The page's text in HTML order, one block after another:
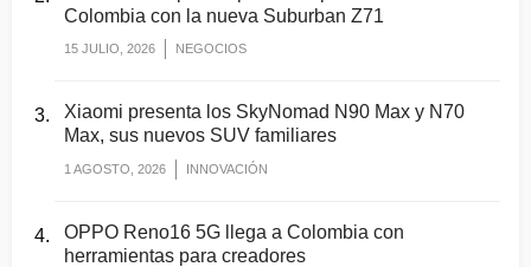
Colombia con la nueva Suburban Z71
15 JULIO, 2026 NEGOCIOS
Xiaomi presenta los SkyNomad N90 Max y N70
Max, sus nuevos SUV familiares
1 AGOSTO, 2026 INNOVACIÓN
OPPO Reno16 5G llega a Colombia con
herramientas para creadores